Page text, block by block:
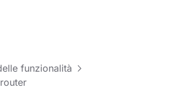
funzionalità